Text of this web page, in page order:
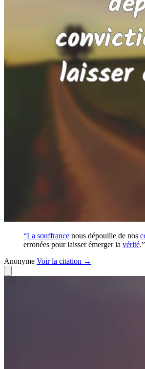
“La souffrance nous dépouille de nos
erronées pour laisser émerger la vérité.”
Anonyme Voirla citation →